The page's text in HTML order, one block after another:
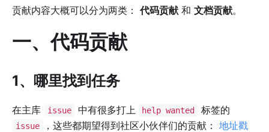
贡献内容大概可以分为两类： 代码贡献 和 文档贡献。
一、代码贡献
1、哪里找到任务
在主库 issue 中有很多打上 help wanted 标签的
issue ，这些都期望得到社区小伙伴们的贡献： 地址戳